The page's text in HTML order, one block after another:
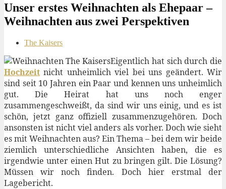
Unser erstes Weihnachten als Ehepaar –
Weihnachten aus zwei Perspektiven
The Kaisers
Eigentlich hat sich durch die
Hochzeit nicht unheimlich viel bei uns geändert. Wir
sind seit 10 Jahren ein Paar und kennen uns unheimlich
gut. Die Heirat hat uns noch enger
zusammengeschweißt, da sind wir uns einig, und es ist
schön, jetzt ganz offiziell zusammenzugehören. Doch
ansonsten ist nicht viel anders als vorher. Doch wie sieht
es mit Weihnachten aus? Ein Thema – bei dem wir beide
ziemlich unterschiedliche Ansichten haben, die es
irgendwie unter einen Hut zu bringen gilt. Die Lösung?
Müssen wir noch finden. Doch hier erstmal der
Lagebericht.